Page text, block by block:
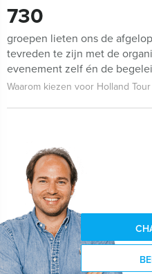
730
groepen lieten ons de
tevreden te zijn met de
evenement zelf én de
Waarom kiezen voor Holland